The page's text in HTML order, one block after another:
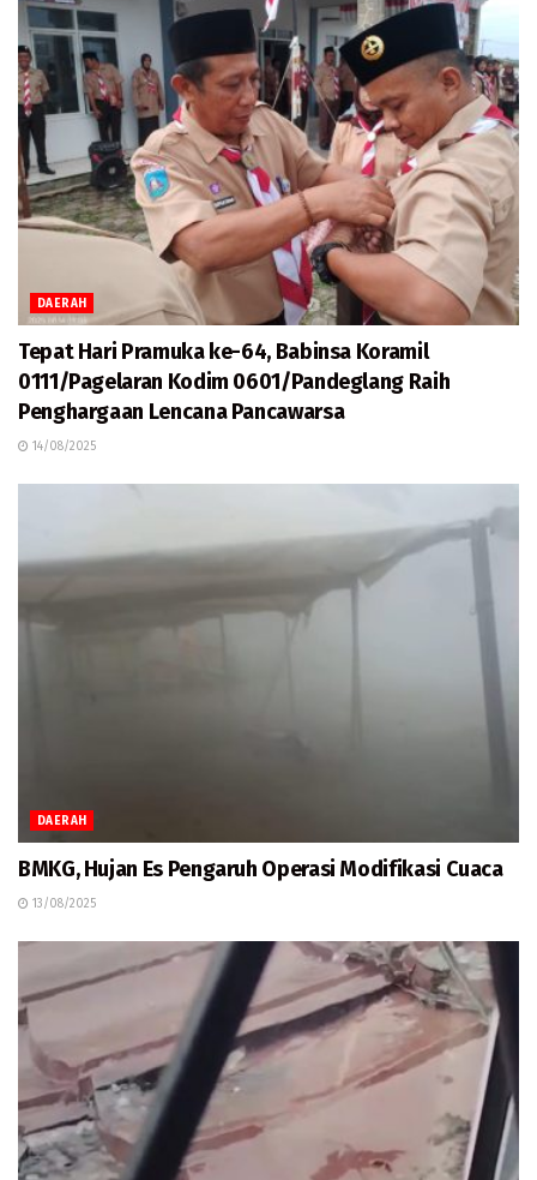
DAERAH
Tepat Hari Pramuka ke-64, Babinsa Koramil
0111/Pagelaran Kodim 0601/Pandeglang Raih
Penghargaan Lencana Pancawarsa
14/08/2025
DAERAH
BMKG, Hujan Es Pengaruh Operasi Modifikasi Cuaca
13/08/2025